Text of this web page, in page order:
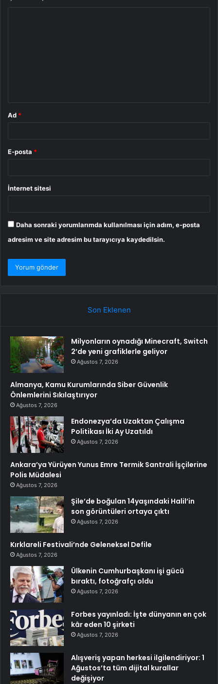
Ad *
E-posta *
İnternet sitesi
Daha sonraki yorumlarımda kullanılması için adım, e-posta
adresim ve site adresim bu tarayıcıya kaydedilsin.
Son Eklenen
Milyonların oynadığı Minecraft, Switch
2’de yeni grafiklerle geliyor
Ağustos 7, 2026
Almanya, Kamu Kurumlarında Siber Güvenlik
Önlemlerini Sıkılaştırıyor
Ağustos 7, 2026
Endonezya’da Uzaktan Çalışma
Politikası İki Ay Uzatıldı
Ağustos 7, 2026
Ankara’ya Yürüyen Yunus Emre Termik Santrali İşçilerine
Polis Müdalesi
Ağustos 7, 2026
Şile’de boğulan 14yaşındaki Halil’in
son görüntüleri ortaya çıktı
Ağustos 7, 2026
Kırklareli Festivali’nde Geleneksel Defile
Ağustos 7, 2026
Ülkenin Cumhurbaşkanı işi gücü
bıraktı, fotoğrafçı oldu
Ağustos 7, 2026
Forbes yayınladı: İşte dünyanın en çok
kâr eden 10 şirketi
Ağustos 7, 2026
Alışveriş yapan herkesi ilgilendiriyor: 1
Ağustos’ta tüm dijital kurallar
değişiyor